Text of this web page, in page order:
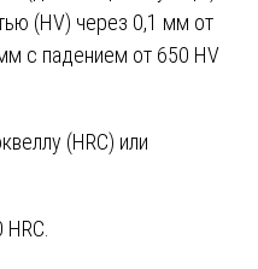
(HV) через 0,1 мм от
с падением от 650 HV
(HRC) или